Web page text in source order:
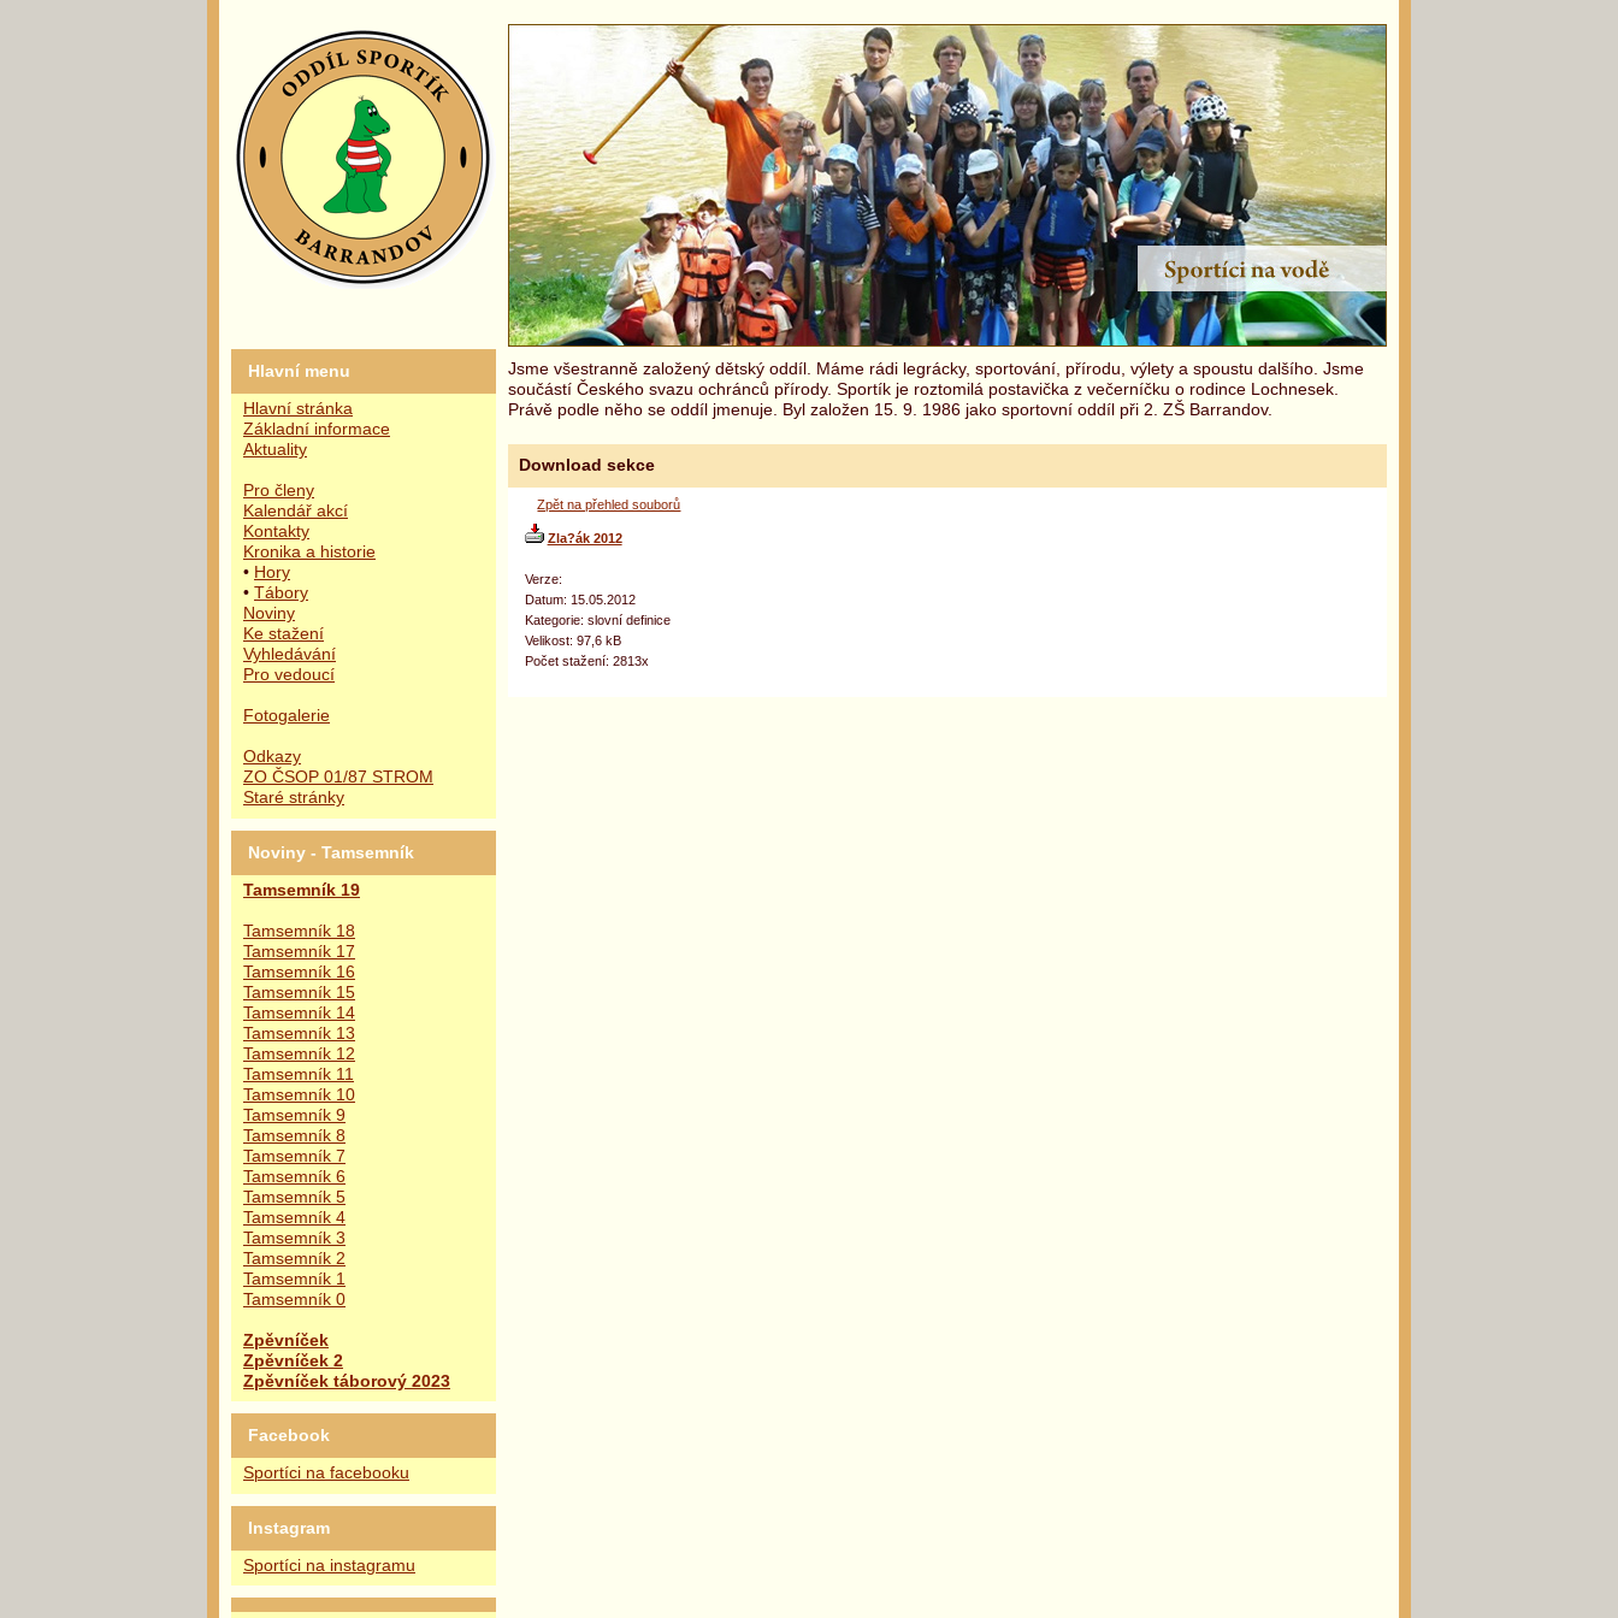
Hlavní menu
Hlavní stránka
Základní informace
Aktuality
Pro členy
Kalendář akcí
Kontakty
Kronika a historie
• Hory
• Tábory
Noviny
Ke stažení
Vyhledávání
Pro vedoucí
Fotogalerie
Odkazy
ZO ČSOP 01/87 STROM
Staré stránky
Noviny - Tamsemník
Tamsemník 19
Tamsemník 18
Tamsemník 17
Tamsemník 16
Tamsemník 15
Tamsemník 14
Tamsemník 13
Tamsemník 12
Tamsemník 11
Tamsemník 10
Tamsemník 9
Tamsemník 8
Tamsemník 7
Tamsemník 6
Tamsemník 5
Tamsemník 4
Tamsemník 3
Tamsemník 2
Tamsemník 1
Tamsemník 0
Zpěvníček
Zpěvníček 2
Zpěvníček táborový 2023
Facebook
Sportíci na facebooku
Instagram
Sportíci na instagramu
Jsme všestranně založený dětský oddíl. Máme rádi legrácky, sportování, přírodu, výlety a spoustu dalšího. Jsme
součástí Českého svazu ochránců přírody. Sportík je roztomilá postavička z večerníčku o rodince Lochnesek.
Právě podle něho se oddíl jmenuje. Byl založen 15. 9. 1986 jako sportovní oddíl při 2. ZŠ Barrandov.
Download sekce
Zpět na přehled souborů
Zla?ák 2012
Verze:
Datum: 15.05.2012
Kategorie: slovní definice
Velikost: 97,6 kB
Počet stažení: 2813x